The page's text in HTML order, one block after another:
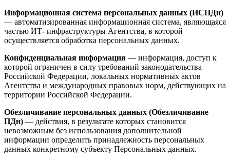
Информационная система персональных данных (ИСПДн)
— автоматизированная информационная система, являющаяся
частью ИТ- инфраструктуры Агентства, в которой
осуществляется обработка персональных данных.
Конфиденциальная информация — информация, доступ к
которой ограничен в силу требований законодательства
Российской Федерации, локальных нормативных актов
Агентства и международных правовых норм, действующих на
территории Российской Федерации.
Обезличивание персональных данных (Обезличивание
ПДн) — действия, в результате которых становится
невозможным без использования дополнительной
информации определить принадлежность персональных
данных конкретному субъекту Персональных данных.